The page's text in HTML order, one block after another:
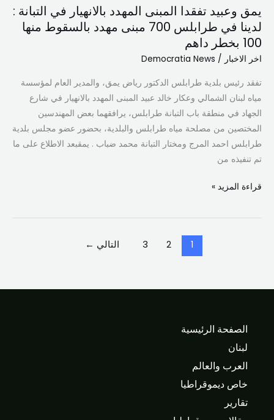
يمق وعبيد تفقدا المبنى المهدد بالانهيار في التبانة :
لدينا في طرابلس 700 مبنى مهدد بالسقوط منها
100 بخطر داهم
اخر الاخبار /
Democratia News
تفقد رئيس بلدية طرابلس الدكتور رياض يمق، والمدير العام لمؤسسة
مياه لبنان الشمالي وعكار خالد عبيد المبنى المهدد بالانهيار في شارع
الجهاد في منطقة باب التبانة طرابلس، يرافقهما بعض المهندسين
المختصين من مصلحة مياه طرابلس والبلدية، بحضور عضو مجلس بلدية
طرابلس احمد المرج ومختار التبانة محمد ضباب . يمقبعد الاطلاع على ما
تم تنفيذه من
تفقدا
المبنى
المهدد
بالانهيار
التبانة
لدينا
في
طرابلس
700
مبنى
قراءة المزيد »
1
2
3 التالي ←
الصفحة الرئيسية
لبنان
العرب والعالم
خاص ديموقراطيا
تقارير